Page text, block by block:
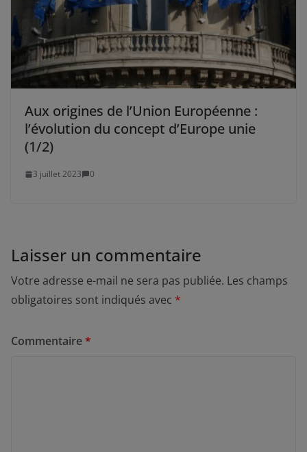
Aux origines de l’Union Européenne :
l’évolution du concept d’Europe unie
(1/2)
3 juillet 2023 0
Laisser un commentaire
Votre adresse e-mail ne sera pas publiée. Les champs
obligatoires sont indiqués avec *
Commentaire*